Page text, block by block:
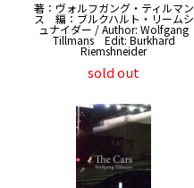
著：ヴォルフガング・ティルマン
ス 編：ブルクハルト・リームシ
ュナイダー / Author: Wolfgang
Tillmans Edit: Burkhard
Riemshneider
sold out